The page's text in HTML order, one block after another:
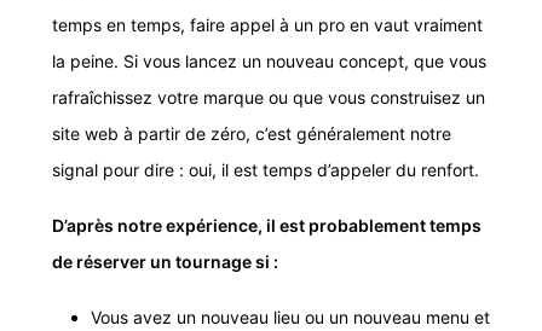
temps en temps, faire appel à un pro en vaut vraiment
la peine. Si vous lancez un nouveau concept, que vous
rafraîchissez votre marque ou que vous construisez un
site web à partir de zéro, c’est généralement notre
signal pour dire : oui, il est temps d’appeler du renfort.
D’après notre expérience, il est probablement temps
de réserver un tournage si :
Vous avez un nouveau lieu ou un nouveau menu et